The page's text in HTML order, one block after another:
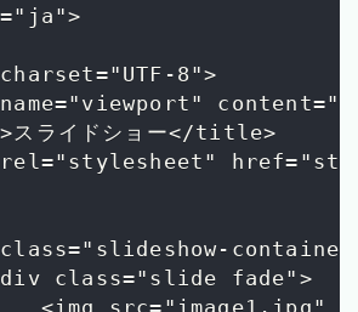
8">
ライドショー</title>
class="slide fade">